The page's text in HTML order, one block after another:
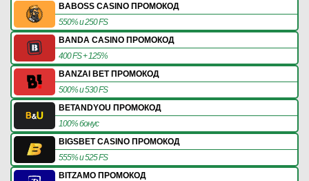
BABOSS CASINO ПРОМОКОД
550% и 250 FS
BANDA CASINO ПРОМОКОД
400 FS + 125%
BANZAI BET ПРОМОКОД
500% и 530 FS
BETANDYOU ПРОМОКОД
100% бонус
BIGSBET CASINO ПРОМОКОД
555% и 525 FS
BITZAMO ПРОМОКОД